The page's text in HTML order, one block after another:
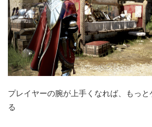
プレイヤーの腕が上手くなれば、もっ
る